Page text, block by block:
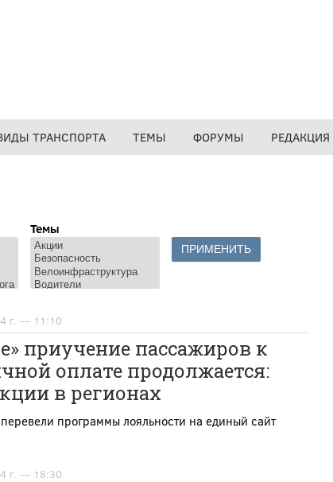
ТРАНСПОРТА ТЕМЫ ФОРУМЫ РЕДАКЦИЯ
Темы
г. — 11:10
приучение пассажиров к
оплате продолжается:
в регионах
программы лояльности на единый сайт
г. — 18:30